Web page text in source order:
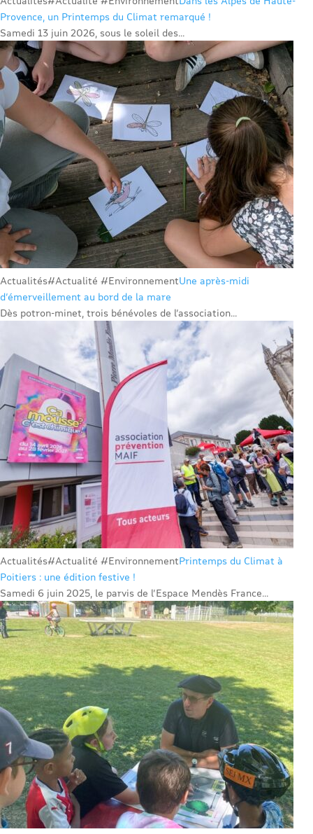
Provence, un Printemps du Climat remarqué !
Samedi 13 juin 2026, sous le soleil des...
Actualités#Actualité #EnvironnementUne après-midi
d’émerveillement au bord de la mare
Dès potron-minet, trois bénévoles de l’association...
Actualités#Actualité #EnvironnementPrintemps du Climat à
Poitiers : une édition festive !
Samedi 6 juin 2025, le parvis de l’Espace Mendès France...